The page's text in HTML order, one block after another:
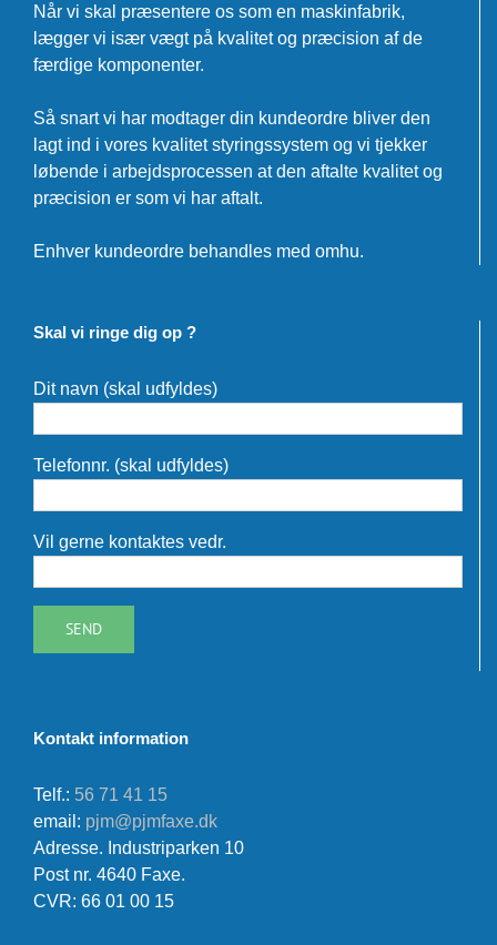
Når vi skal præsentere os som en maskinfabrik,
lægger vi især vægt på kvalitet og præcision af de
færdige komponenter.
Så snart vi har modtager din kundeordre bliver den
lagt ind i vores kvalitet styringssystem og vi tjekker
løbende i arbejdsprocessen at den aftalte kvalitet og
præcision er som vi har aftalt.
Enhver kundeordre behandles med omhu.
Skal vi ringe dig op ?
Dit navn (skal udfyldes)
Telefonnr. (skal udfyldes)
Vil gerne kontaktes vedr.
Kontakt information
Telf.: 56 71 41 15
email: pjm@pjmfaxe.dk
Adresse. Industriparken 10
Post nr. 4640 Faxe.
CVR: 66 01 00 15